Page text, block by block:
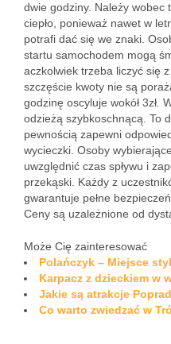
dwie godziny. Należy wobec
ciepło, ponieważ nawet w
potrafi dać się we znaki.
startu samochodem mogą
aczkolwiek trzeba liczyć się
szczęście kwoty nie są
godzinę oscyluje wokół 3zł.
odzieżą szybkoschnącą. To
pewnością zapewni
wycieczki. Osoby
uwzględnić czas spływu i
przekąski. Każdy z
gwarantuje pełne
Ceny są uzależnione od
Może Cię zainteresować
Polańczyk – Miejsce
Karpacz z dzieckiem w
Jakie są atrakcje
Co warto zwiedzać w